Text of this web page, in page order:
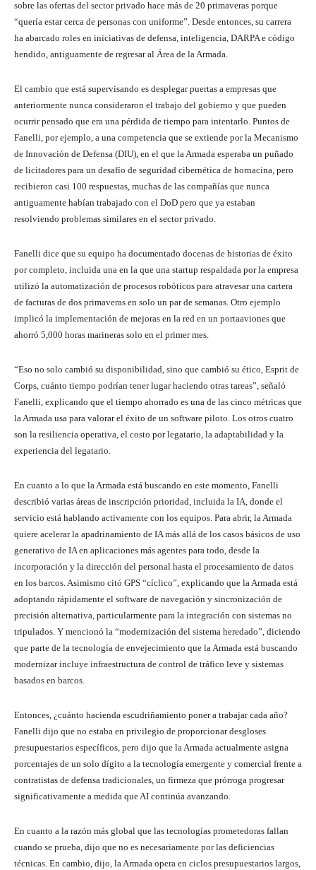
sobre las ofertas del sector privado hace más de 20 primaveras porque
“quería estar cerca de personas con uniforme”. Desde entonces, su carrera
ha abarcado roles en iniciativas de defensa, inteligencia, DARPA e código
hendido, antiguamente de regresar al Área de la Armada.
El cambio que está supervisando es desplegar puertas a empresas que
anteriormente nunca consideraron el trabajo del gobierno y que pueden
ocurrir pensado que era una pérdida de tiempo para intentarlo. Puntos de
Fanelli, por ejemplo, a una competencia que se extiende por la Mecanismo
de Innovación de Defensa (DIU), en el que la Armada esperaba un puñado
de licitadores para un desafío de seguridad cibernética de hornacina, pero
recibieron casi 100 respuestas, muchas de las compañías que nunca
antiguamente habían trabajado con el DoD pero que ya estaban
resolviendo problemas similares en el sector privado.
Fanelli dice que su equipo ha documentado docenas de historias de éxito
por completo, incluida una en la que una startup respaldada por la empresa
utilizó la automatización de procesos robóticos para atravesar una cartera
de facturas de dos primaveras en solo un par de semanas. Otro ejemplo
implicó la implementación de mejoras en la red en un portaaviones que
ahorró 5,000 horas marineras solo en el primer mes.
“Eso no solo cambió su disponibilidad, sino que cambió su ético, Esprit de
Corps, cuánto tiempo podrían tener lugar haciendo otras tareas”, señaló
Fanelli, explicando que el tiempo ahorrado es una de las cinco métricas que
la Armada usa para valorar el éxito de un software piloto. Los otros cuatro
son la resiliencia operativa, el costo por legatario, la adaptabilidad y la
experiencia del legatario.
En cuanto a lo que la Armada está buscando en este momento, Fanelli
describió varias áreas de inscripción prioridad, incluida la IA, donde el
servicio está hablando activamente con los equipos. Para abrir, la Armada
quiere acelerar la apadrinamiento de IA más allá de los casos básicos de uso
generativo de IA en aplicaciones más agentes para todo, desde la
incorporación y la dirección del personal hasta el procesamiento de datos
en los barcos. Asimismo citó GPS “cíclico”, explicando que la Armada está
adoptando rápidamente el software de navegación y sincronización de
precisión alternativa, particularmente para la integración con sistemas no
tripulados. Y mencionó la “modernización del sistema heredado”, diciendo
que parte de la tecnología de envejecimiento que la Armada está buscando
modernizar incluye infraestructura de control de tráfico leve y sistemas
basados ​​en barcos.
Entonces, ¿cuánto hacienda escudriñamiento poner a trabajar cada año?
Fanelli dijo que no estaba en privilegio de proporcionar desgloses
presupuestarios específicos, pero dijo que la Armada actualmente asigna
porcentajes de un solo dígito a la tecnología emergente y comercial frente a
contratistas de defensa tradicionales, un firmeza que prórroga progresar
significativamente a medida que AI continúa avanzando.
En cuanto a la razón más global que las tecnologías prometedoras fallan
cuando se prueba, dijo que no es necesariamente por las deficiencias
técnicas. En cambio, dijo, la Armada opera en ciclos presupuestarios largos,